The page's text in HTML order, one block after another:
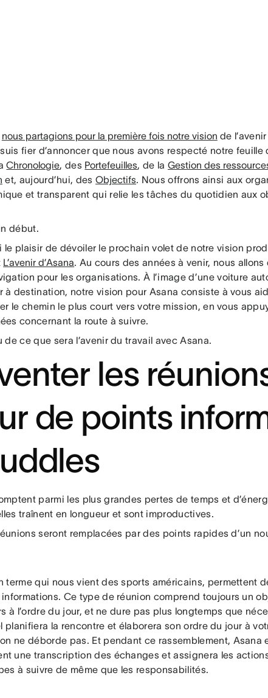
nous partagions pour la première fois notre vision de
fier d’annoncer que nous avons respecté notre feuille
Chronologie, des Portefeuilles, de la Gestion des
et, aujourd’hui, desObjectifs. Nous offrons ainsi aux
et transparent qui relie les tâches du quotidien aux
début.
le plaisir de dévoiler le prochain volet de notre vision
L’avenir d’Asana. Au cours des années à venir, nous
pour les organisations. À l’image d’une voiture
à destination, notre vision pour Asana consiste à vous
le chemin le plus court vers votre mission, en vous
concernant la route à suivre.
de ce que sera l’avenir du travail avec Asana.
les
de points
parmi les plus grandes pertes de temps et
traînent en longueur et sont improductives.
seront remplacées par des points rapides d’un
terme qui nous vient des sports américains, permettent
Ce type de réunion comprend toujours un
à l’ordre du jour, et ne dure pas plus longtemps que
planifiera la rencontre et élaborera son ordre du jour à
ne déborde pas. Et pendant ce rassemblement, Asana
une transcription des échanges et assignera les
à suivre de même que les responsabilités.